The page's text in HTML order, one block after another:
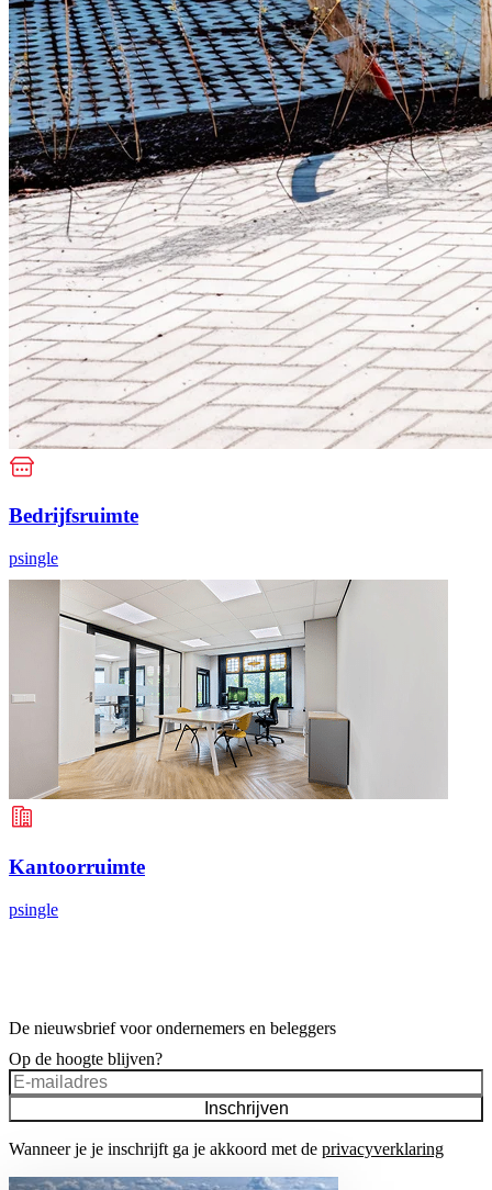
Bedrijfsruimte
psingle
Kantoorruimte
psingle
De nieuwsbrief voor ondernemers en beleggers
Op de hoogte blijven?
Inschrijven
Wanneer je je inschrijft ga je akkoord met de privacyverklaring